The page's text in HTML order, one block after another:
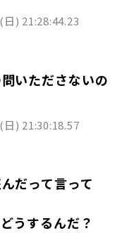
) 21:28:44.23
いたださないの
) 21:30:18.57
だって言って
うするんだ？